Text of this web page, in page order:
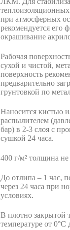
при атмосферных
рекомендуется его
окрашивание
Рабочая
сухой и чистой,
поверхность
предварительно
грунтовкой по
Наносится кистью
распылителем
бар) в 2-3 слоя с
сушкой 24 часа.
400 г/м² толщина
До отлипа – 1 час,
через 24 часа при
условиях.
В плотно закрытой
температуре от